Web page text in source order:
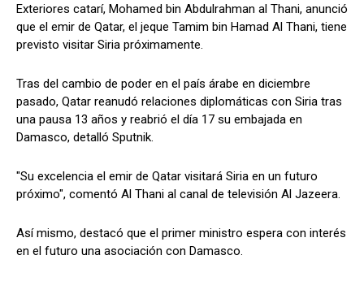
Exteriores catarí, Mohamed bin Abdulrahman al Thani, anunció
que el emir de Qatar, el jeque Tamim bin Hamad Al Thani, tiene
previsto visitar Siria próximamente.
Tras del cambio de poder en el país árabe en diciembre
pasado, Qatar reanudó relaciones diplomáticas con Siria tras
una pausa 13 años y reabrió el día 17 su embajada en
Damasco, detalló Sputnik.
"Su excelencia el emir de Qatar visitará Siria en un futuro
próximo", comentó Al Thani al canal de televisión Al Jazeera.
Así mismo, destacó que el primer ministro espera con interés
en el futuro una asociación con Damasco.